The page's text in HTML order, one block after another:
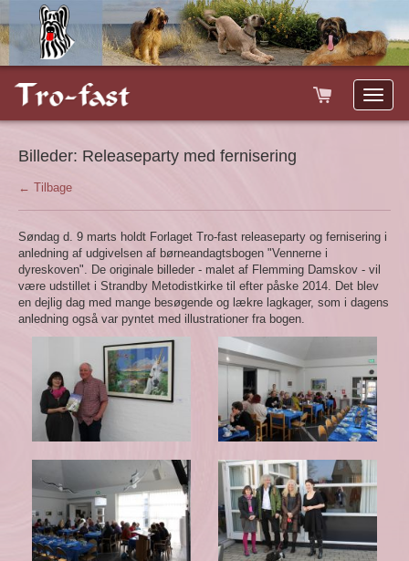
Toggle
Billeder: Releaseparty med fernisering
← Tilbage
Søndag d. 9 marts holdt Forlaget Tro-fast releaseparty og fernisering i
anledning af udgivelsen af børneandagtsbogen "Vennerne i
dyreskoven". De originale billeder - malet af Flemming Damskov - vil
være udstillet i Strandby Metodistkirke til efter påske 2014. Det blev
en dejlig dag med mange besøgende og lækre lagkager, som i dagens
anledning også var pyntet med illustrationer fra bogen.